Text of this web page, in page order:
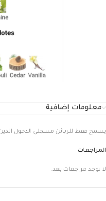
معلومات إضافية
المراجعات
لا توجد مراجعات بعد.
يسمح فقط للزبائن مسجلي الدخول الذين